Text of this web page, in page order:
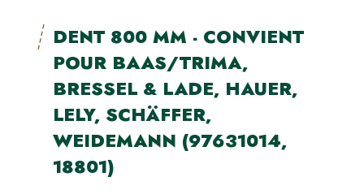
DENT 800 MM - CONVIENT
POUR BAAS/TRIMA,
BRESSEL & LADE, HAUER,
LELY, SCHÄFFER,
WEIDEMANN (97631014,
18801)